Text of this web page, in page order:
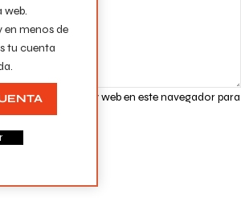
electrónico y web en este navegador para
web.
en menos de
tu cuenta